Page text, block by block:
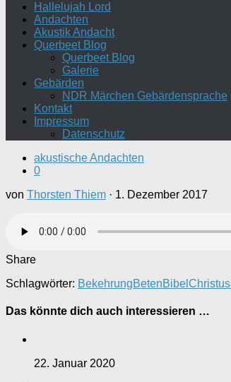
Hallelujah Lord
Andachten
Akustik Andacht
Querbeet Blog
Querbeet Blog
Galerie
Gebärden
NDR Märchen Gebärdensprache
Kontakt
Impressum
Datenschutz
akustische Andachten
0
von Thorsten Thiem · 1. Dezember 2017
Share
Schlagwörter: BekehrungBetenBibel Christus
Das könnte dich auch interessieren …
22. Januar 2020